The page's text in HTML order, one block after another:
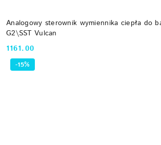
Analogowy sterownik wymiennika ciepła do
G2\SST Vulcan
Cena:
1161.00
-15%